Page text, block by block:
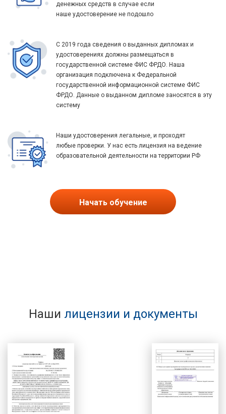
денежных средств в случае если
наше удостоверение не подошло
С 2019 года сведения о выданных дипломах и
удостоверениях должны размещаться в
государственной системе ФИС ФРДО. Наша
организация подключена к Федеральной
государственной информационной системе ФИС
ФРДО. Данные о выданном дипломе заносятся в эту
систему
Наши удостоверения легальные, и проходят
любые проверки. У нас есть лицензия на ведение
образовательной деятельности на территории РФ
Начать обучение
Наши лицензии и документы